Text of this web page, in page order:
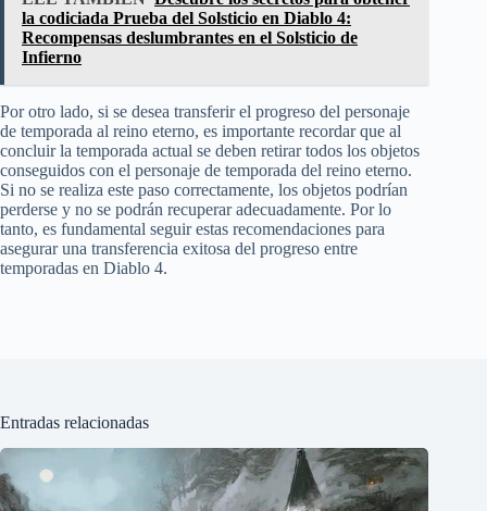
la codiciada Prueba del Solsticio en Diablo 4:
Recompensas deslumbrantes en el Solsticio de
Infierno
Por otro lado, si se desea transferir el progreso del personaje
de temporada al reino eterno, es importante recordar que al
concluir la temporada actual se deben retirar todos los objetos
conseguidos con el personaje de temporada del reino eterno.
Si no se realiza este paso correctamente, los objetos podrían
perderse y no se podrán recuperar adecuadamente. Por lo
tanto, es fundamental seguir estas recomendaciones para
asegurar una transferencia exitosa del progreso entre
temporadas en Diablo 4.
Entradas relacionadas